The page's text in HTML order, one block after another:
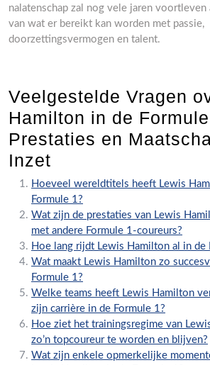
nalatenschap zal nog vele jaren voortleven
van wat er bereikt kan worden met passie,
doorzettingsvermogen en talent.
Veelgestelde Vragen
Hamilton in de
Prestaties en
Inzet
Hoeveel wereldtitels heeft Lewis
Formule 1?
Wat zijn de prestaties van Lewis
met andere Formule 1-coureurs?
Hoe lang rijdt Lewis Hamilton al in de
Wat maakt Lewis Hamilton zo
Formule 1?
Welke teams heeft Lewis Hamilton
zijn carrière in de Formule 1?
Hoe ziet het trainingsregime van
zo’n topcoureur te worden en blijven?
Wat zijn enkele opmerkelijke